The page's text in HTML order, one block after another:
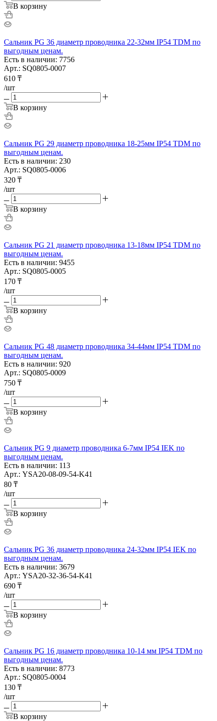
В корзину
Сальник PG 36 диаметр проводника 22-32мм IP54 TDM по
выгодным ценам.
Есть в наличии: 7756
Арт.: SQ0805-0007
610 ₸
/шт
В корзину
Сальник PG 29 диаметр проводника 18-25мм IP54 TDM по
выгодным ценам.
Есть в наличии: 230
Арт.: SQ0805-0006
320 ₸
/шт
В корзину
Сальник PG 21 диаметр проводника 13-18мм IP54 TDM по
выгодным ценам.
Есть в наличии: 9455
Арт.: SQ0805-0005
170 ₸
/шт
В корзину
Сальник PG 48 диаметр проводника 34-44мм IP54 TDM по
выгодным ценам.
Есть в наличии: 920
Арт.: SQ0805-0009
750 ₸
/шт
В корзину
Сальник PG 9 диаметр проводника 6-7мм IP54 IEK по
выгодным ценам.
Есть в наличии: 113
Арт.: YSA20-08-09-54-K41
80 ₸
/шт
В корзину
Сальник PG 36 диаметр проводника 24-32мм IP54 IEK по
выгодным ценам.
Есть в наличии: 3679
Арт.: YSA20-32-36-54-K41
690 ₸
/шт
В корзину
Сальник PG 16 диаметр проводника 10-14 мм IP54 TDM по
выгодным ценам.
Есть в наличии: 8773
Арт.: SQ0805-0004
130 ₸
/шт
В корзину